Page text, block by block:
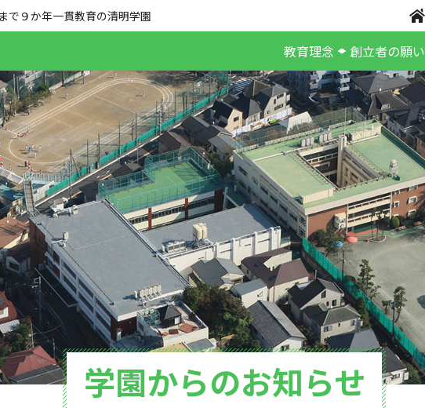
で９か年一貫教育の清明学園
教育理念
創立者の願い
学園からのお知らせ